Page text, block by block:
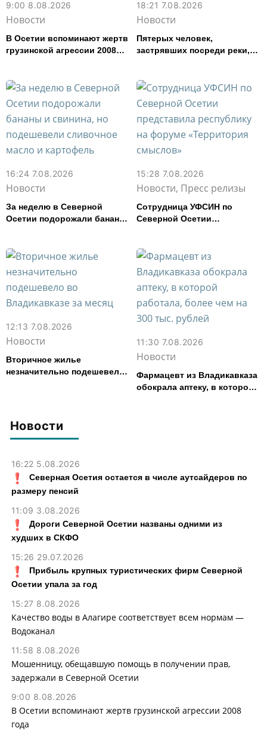
Новости
16:22 5.08.2026
Северная Осетия остается в числе аутсайдеров по
размеру пенсий
11:09 3.08.2026
Дороги Северной Осетии названы одними из
худших в СКФО
15:26 29.07.2026
Прибыль крупных туристических фирм Северной
Осетии упала за год
15:27 8.08.2026
Качество воды в Алагире соответствует всем нормам —
Водоканал
11:58 8.08.2026
Мошенницу, обещавшую помощь в получении прав,
задержали в Северной Осетии
9:00 8.08.2026
В Осетии вспоминают жертв грузинской агрессии 2008
года
9:00 8.08.2026
Новости
В Осетии вспоминают жертв
грузинской агрессии 2008
18:21 7.08.2026
Новости
Пятерых человек,
застрявших посреди реки,
16:24 7.08.2026
Новости
За неделю в Северной
Осетии подорожали бананы
картофель
15:28 7.08.2026
Новости, Пресс релизы
Сотрудница УФСИН по
Северной Осетии
смыслов»
12:13 7.08.2026
Новости
Вторичное жилье
незначительно подешевело
11:30 7.08.2026
Новости
Фармацевт из Владикавказа
обокрала аптеку, в которой